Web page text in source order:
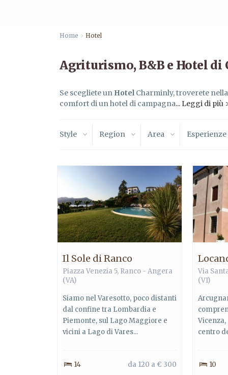
Home Hotel
Agriturismo, B&B e Hotel di
Se scegliete un HotelCharminly, troverete nella
comfort di un hotel di campagna... Leggi di più
Style Region Area Esperienze
Il Sole di Ranco
Piazza Venezia 5, Ranco - Angera
(VA)
Siamo nel Varesotto, poco distanti
dal confine tra Lombardia e
Piemonte, sul Lago Maggiore e
vicini a Lago di Vares...
14 da 120 a € 300
Via
(VI)
centro
10